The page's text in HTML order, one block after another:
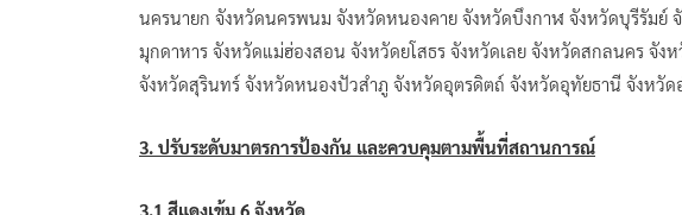
นครนายก จังหวัดนครพนม จังหวัดหนองคาย จังหวัดบึงกาฬ จังหวัดบุรีรัมย์
มุกดาหาร จังหวัดแม่ฮ่องสอน จังหวัดยโสธร จังหวัดเลย จังหวัดสกลนคร จั
จังหวัดสุรินทร์ จังหวัดหนองปัวสำภู จังหวัดอุตรดิตถ์ จังหวัดอุทัยธานี จังหวัด
3. ปรับระดับมาตรการป้องกัน และควบคุมตามพื้นที่สถานการณ์
3.1 สีแดงเข้ม 6 จังหวัด